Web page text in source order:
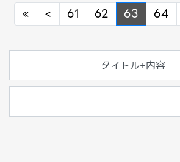
« Previous
< Previous
61 62 63 64